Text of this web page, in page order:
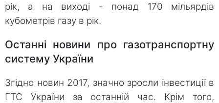
рік, а на виході - понад 170 мільярдів
кубометрів газу в рік.
Останні новини про газотранспортну
систему України
Згідно новин 2017, значно зросли інвестиції в
ГТС України за останній час. Крім того,